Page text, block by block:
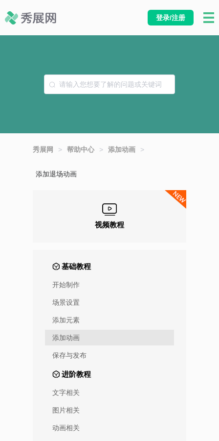
登录/注册
秀展网 > 帮助中心 > 添加动画 >
添加退场动画
视频教程
基础教程
开始制作
场景设置
添加元素
添加动画
保存与发布
进阶教程
文字相关
图片相关
动画相关